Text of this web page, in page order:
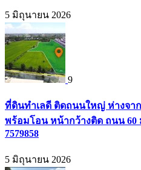
5 มิถุนายน 2026
9
ที่ดินทำเลดี ติดถนนใหญ่ ห่างจา
พร้อมโอน หน้ากว้างติด ถนน 60
7579858
5 มิถุนายน 2026